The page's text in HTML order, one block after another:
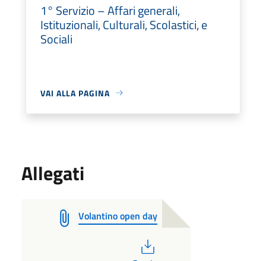
1° Servizio – Affari generali,
Istituzionali, Culturali, Scolastici, e
Sociali
VAI ALLA PAGINA
Allegati
Volantino open day